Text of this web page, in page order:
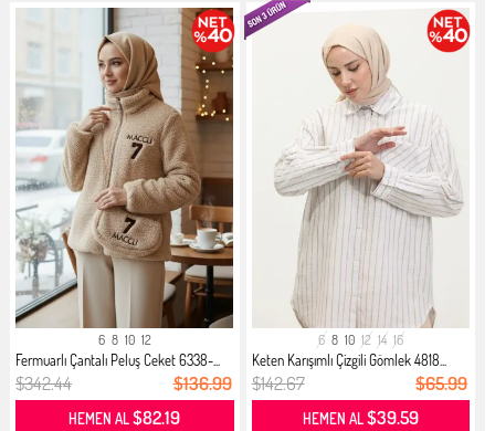
6 8 10 12
Fermuarlı Çantalı Peluş Ceket 6338-...
$342.44 $136.99
HEMEN AL$82.19
6 8 10 12 14 16
Keten Karışımlı Çizgili Gömlek 4818...
$142.67 $65.99
HEMEN AL$39.59